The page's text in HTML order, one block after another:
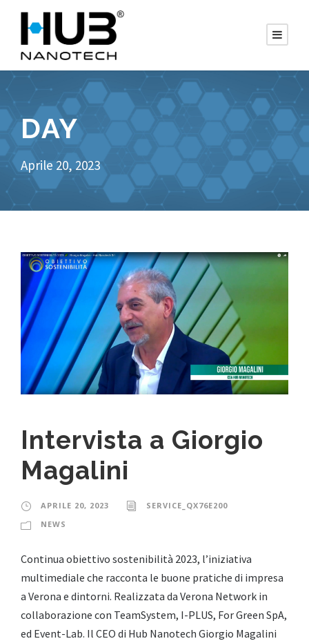
DAY
Aprile 20, 2023
Intervista a Giorgio
Magalini
APRILE 20, 2023
SERVICE_QX76E200
NEWS
Continua obiettivo sostenibilità 2023, l’iniziativa
multimediale che racconta le buone pratiche di impresa
a Verona e dintorni. Realizzata da Verona Network in
collaborazione con TeamSystem, I-PLUS, For Green SpA,
ed Event-Lab. Il CEO di Hub Nanotech Giorgio Magalini